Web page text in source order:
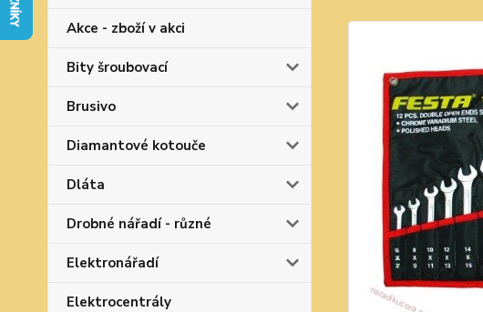
Akce - zboží v akci
Bity šroubovací
Brusivo
Diamantové kotouče
Dláta
Drobné nářadí - různé
Elektronářadí
Elektrocentrály